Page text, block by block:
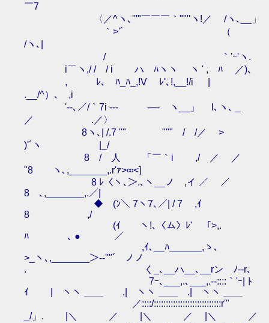
￣7
〈／^ヽ､'''"￣￣￣｀""''ヽ!／ /ヽ､__」
｀>'´ （
/ヽ､|
/ ｀'ｰ'ヽ.
i⌒ヽ,/ / / i ハ ﾊヽヽ ヽ ' , ﾊ ／)､
,ゝ ﾚ､ ﾊ_ﾊ_,!V ﾚ'､!,__!/i |
.__/^）､ ,i
'‐‐､／/｀7i -‐- -─- ヽ__」 l､ヽ､ _
／ .／〉
8ヽ､| /.7 "" """ / /／ >
)'´ヽ |_/
8 / 人 「￣｀i ,/ ／ ／
"8 ヽ､,_______,.r'ｧ>∞<]
8 ﾚ〈ヽ､＞.､ヽ__ノ ,イ ／ ／
8 ､,_______,.／|￣
◆ (ﾝ＼ 7ヽ7､／| / 7 ,ｲ
8 ,/
(ｲ ヽ!､〈ム〉ﾚ' 「>,.
ﾊ ､ ● ／
,ｲ､__ﾊ______,ゝ､
>_ヽ､,_______＞-‐''"´ ノノ
. く_､__ハ__､__rン ﾉ--r､
7ｰ､___,.､___,.-‐::::｀'ｰ| ﾄ
ｲ | ヽヽ ＿＿ .| ヽヽ ＿＿ .| ヽヽ ＿＿
／::::/::::::::::::::::::::::::::::r'"
_/」. |＼ ／ |＼ ／ |＼ ／